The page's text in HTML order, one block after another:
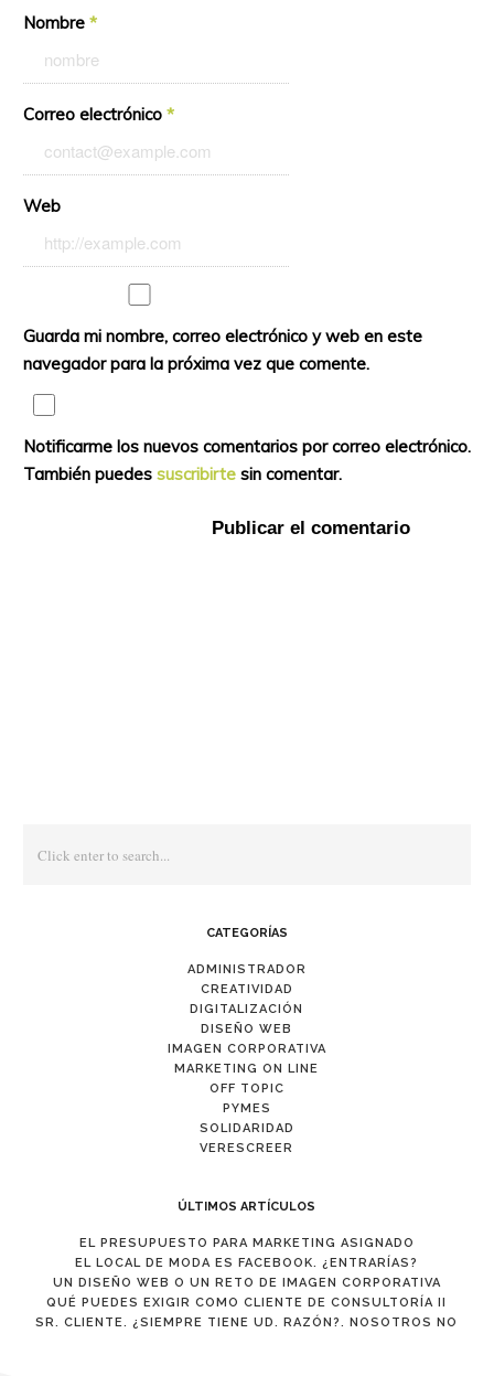
Nombre *
Correo electrónico *
Web
Guarda mi nombre, correo electrónico y web en este
navegador para la próxima vez que comente.
Notificarme los nuevos comentarios por correo electrónico.
También puedes suscribirtesin comentar.
CATEGORÍAS
ADMINISTRADOR
CREATIVIDAD
DIGITALIZACIÓN
DISEÑO WEB
IMAGEN CORPORATIVA
MARKETING ON LINE
OFF TOPIC
PYMES
SOLIDARIDAD
VERESCREER
ÚLTIMOS ARTÍCULOS
EL PRESUPUESTO PARA MARKETING ASIGNADO
EL LOCAL DE MODA ES FACEBOOK. ¿ENTRARÍAS?
UN DISEÑO WEB O UN RETO DE IMAGEN CORPORATIVA
QUÉ PUEDES EXIGIR COMO CLIENTE DE CONSULTORÍA II
SR. CLIENTE. ¿SIEMPRE TIENE UD. RAZÓN?. NOSOTROS NO